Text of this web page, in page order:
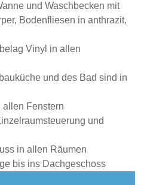
und Waschbecken mit
Bodenfliesen in anthrazit,
Vinyl in allen
und des Bad sind in
Fenstern
und
in allen Räumen
bis ins Dachgeschoss